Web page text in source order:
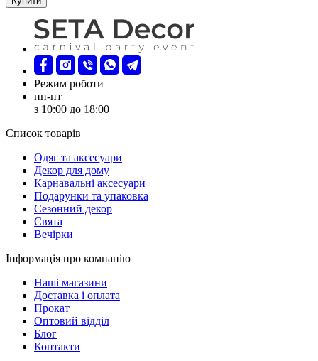
Режим роботи
пн-пт
з 10:00 до 18:00
Список товарів
Oдяг та аксесуари
Декор для дому
Карнавальні аксесуари
Подарунки та упаковка
Сезонний декор
Свята
Вечірки
Інформація про компанію
Наші магазини
Доставка і оплата
Прокат
Оптовий відділ
Блог
Контакти